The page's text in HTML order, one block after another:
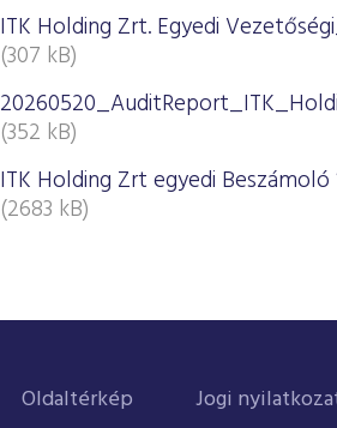
ITK Holding Zrt. Egyedi
(307 kB)
(352 kB)
ITK Holding Zrt egyedi
(2683 kB)
Oldaltérkép Jogi